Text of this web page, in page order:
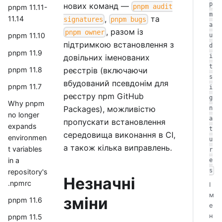
pnpm 11.11-
11.14
pnpm 11.10
pnpm 11.9
pnpm 11.8
pnpm 11.7
Why pnpm
no longer
expands
environmen
t variables
in a
repository's
.npmrc
pnpm 11.6
pnpm 11.5
нових команд — pnpm audit
signatures , pnpm bugs та
pnpm owner , разом із
підтримкою встановлення з
довільних іменованих
реєстрів (включаючи
вбудований псевдонім для
реєстру npm GitHub
Packages), можливістю
пропускати встановлення
середовища виконання в CI,
а також кілька виправлень.
Незначні
зміни
p
m
a
u
d
i
t
s
i
g
n
a
t
u
r
e
s
І
м
е
н